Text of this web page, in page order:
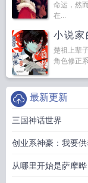
命运，然
在...
小说家
楚祖上辈
角色修正
最新更新
三国神话世界
创业系神豪：我要供
从哪里开始是萨摩晔